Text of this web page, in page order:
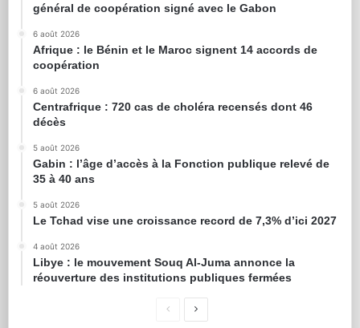
général de coopération signé avec le Gabon
6 août 2026
Afrique : le Bénin et le Maroc signent 14 accords de
coopération
6 août 2026
Centrafrique : 720 cas de choléra recensés dont 46
décès
5 août 2026
Gabin : l’âge d’accès à la Fonction publique relevé de
35 à 40 ans
5 août 2026
Le Tchad vise une croissance record de 7,3% d’ici 2027
4 août 2026
Libye : le mouvement Souq Al-Juma annonce la
réouverture des institutions publiques fermées